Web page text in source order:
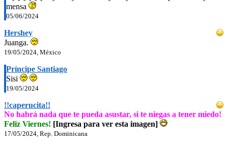
mensa
05/06/2024
Hershey
Juanga.
19/05/2024, México
Príncipe Santiago
Sisi
19/05/2024
!!caperucita!!
No habrá nada que te pueda asustar, si te niegas a tener miedo!
Feliz Viernes! [Ingresa para ver esta imagen]
17/05/2024, Rep. Dominicana